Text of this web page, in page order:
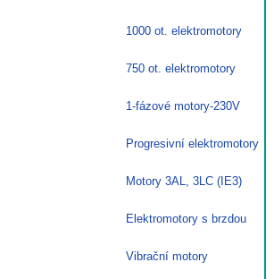
1000 ot. elektromotory
750 ot. elektromotory
1-fázové motory-230V
Progresivní elektromotory
Motory 3AL, 3LC (IE3)
Elektromotory s brzdou
Vibrační motory